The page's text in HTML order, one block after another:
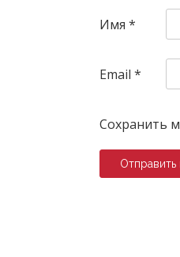
Имя *
Email *
Сохранить